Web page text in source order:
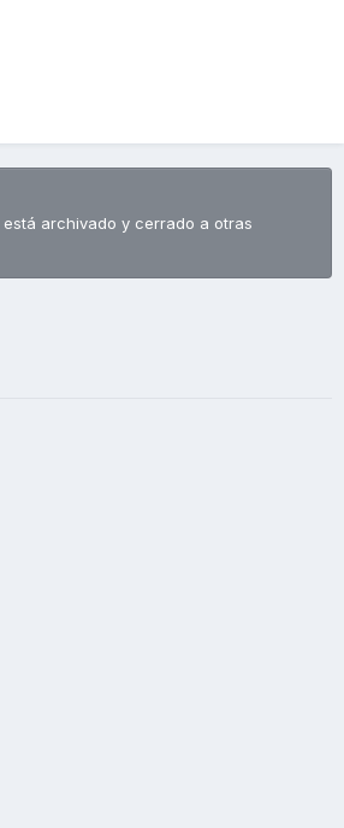
está archivado y cerrado a otras